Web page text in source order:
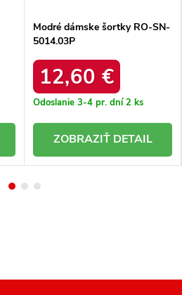
Modré dámske šortky RO-SN-
5014.03P
12,60 €
Odoslanie 3-4 pr. dní2 ks
DETAIL